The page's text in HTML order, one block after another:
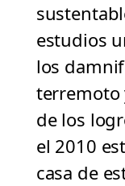
estudios
los
terremoto
de los
el 2010
casa de